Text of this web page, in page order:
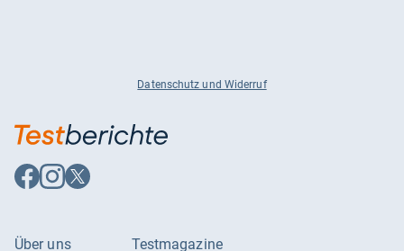
Datenschutz und Widerruf
Auf
Facebook
Auf
Instagram
Auf
X
Über uns Testmagazine